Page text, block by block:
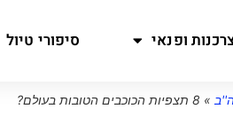
ופנאי סיפורי טיול
» 8 תצפיות הכוכבים הטובות בעולם?